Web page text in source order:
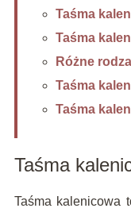
Taśma
Taśma
Różne
Taśma
Taśma
Taśma
Taśma kalenicowa